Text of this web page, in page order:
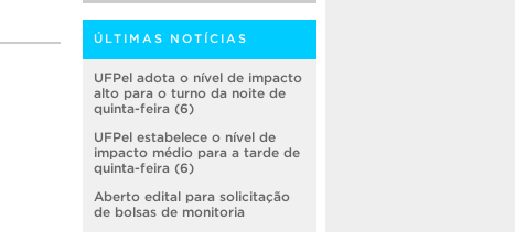
ÚLTIMAS NOTÍCIAS
UFPel adota o nível de impacto
alto para o turno da noite de
quinta-feira (6)
UFPel estabelece o nível de
impacto médio para a tarde de
quinta-feira (6)
Aberto edital para solicitação
de bolsas de monitoria